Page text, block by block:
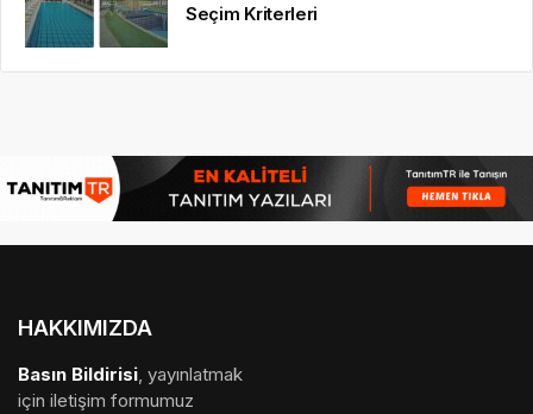
Seçim Kriterleri
HAKKIMIZDA
Basın Bildirisi, yayınlatmak
için iletişim formumuz